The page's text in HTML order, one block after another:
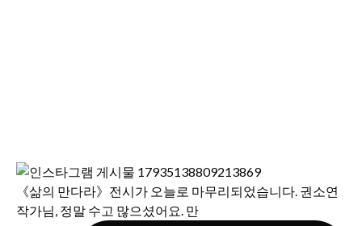
《삶의 만다라》전시가 오늘로 마무리되었습니다. 권소연
작가님, 정말 수고 많으셨어요. 만